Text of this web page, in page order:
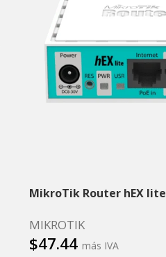
MikroTik Router hEX lite
MIKROTIK
$47.44 más IVA